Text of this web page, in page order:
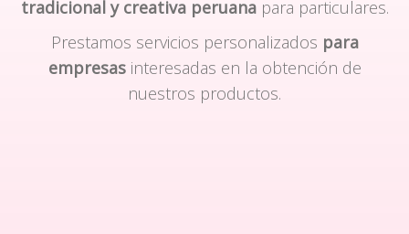
tradicional y creativa peruanapara particulares.
Prestamos servicios personalizados para
empresasinteresadas en la obtención de
nuestros productos.